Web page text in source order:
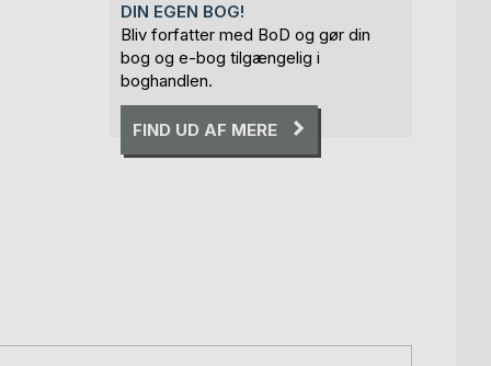
DIN EGEN BOG!
Bliv forfatter med BoD og gør din
bog og e-bog tilgængelig i
boghandlen.
FIND UD AF MERE